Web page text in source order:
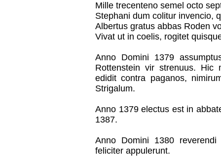
Mille trecenteno semel octo
Stephani dum colitur invencio,
Albertus gratus abbas Roden
Vivat ut in coelis, rogitet
Anno Domini 1379
Rottenstein vir strenuus. Hic
edidit contra paganos,
Strigalum.
Anno 1379 electus est in
1387.
Anno Domini 1380
feliciter appulerunt.